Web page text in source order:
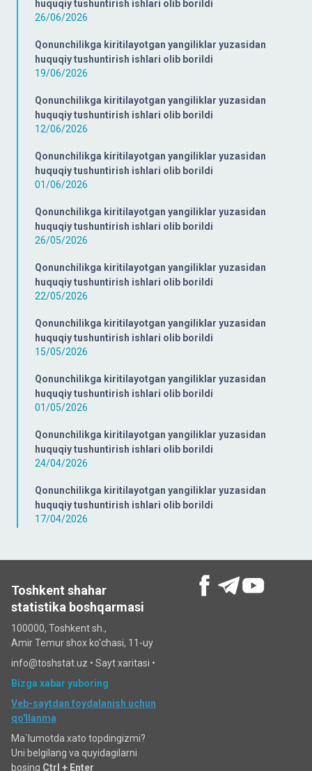
huquqiy tushuntirish ishlari olib borildi
26/06/2026
Qonunchilikga kiritilayotgan yangiliklar yuzasidan
huquqiy tushuntirish ishlari olib borildi
19/06/2026
Qonunchilikga kiritilayotgan yangiliklar yuzasidan
huquqiy tushuntirish ishlari olib borildi
12/06/2026
Qonunchilikga kiritilayotgan yangiliklar yuzasidan
huquqiy tushuntirish ishlari olib borildi
01/06/2026
Qonunchilikga kiritilayotgan yangiliklar yuzasidan
huquqiy tushuntirish ishlari olib borildi
26/05/2026
Qonunchilikga kiritilayotgan yangiliklar yuzasidan
huquqiy tushuntirish ishlari olib borildi
22/05/2026
Qonunchilikga kiritilayotgan yangiliklar yuzasidan
huquqiy tushuntirish ishlari olib borildi
15/05/2026
Qonunchilikga kiritilayotgan yangiliklar yuzasidan
huquqiy tushuntirish ishlari olib borildi
01/05/2026
Qonunchilikga kiritilayotgan yangiliklar yuzasidan
huquqiy tushuntirish ishlari olib borildi
24/04/2026
Qonunchilikga kiritilayotgan yangiliklar yuzasidan
huquqiy tushuntirish ishlari olib borildi
17/04/2026
Toshkent shahar
statistika boshqarmasi
100000, Toshkent sh.,
Amir Temur shox ko'chasi, 11-uy
info@toshstat.uz • Sayt xaritasi •
Bizga xabar yuboring
Veb-saytdan foydalanish uchun
qo'llanma
Ma`lumotda xato topdingizmi?
Uni belgilang va quyidagilarni
bosing Ctrl + Enter